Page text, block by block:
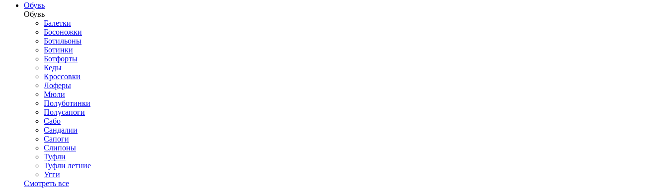
Обувь
Обувь
Балетки
Босоножки
Ботильоны
Ботинки
Ботфорты
Кеды
Кроссовки
Лоферы
Мюли
Полуботинки
Полусапоги
Сабо
Сандалии
Сапоги
Слипоны
Туфли
Туфли летние
Угги
Смотреть все